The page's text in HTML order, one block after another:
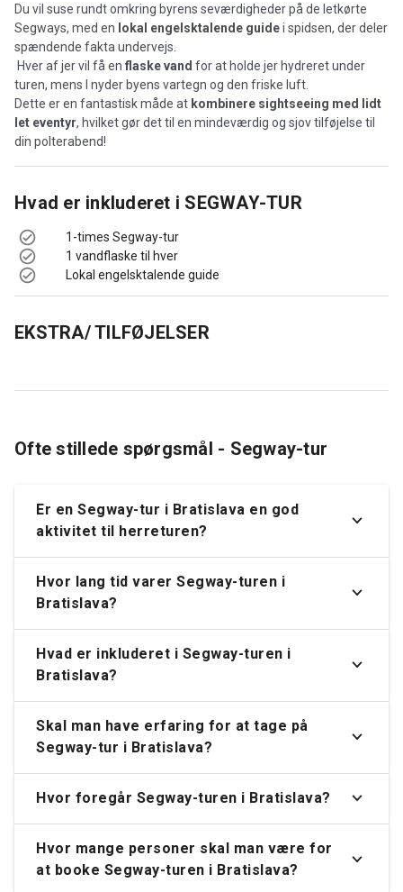
Du vil suse rundt omkring byrens seværdigheder på de letkørte
Segways, med en lokal engelsktalende guidei spidsen, der deler
spændende fakta undervejs.
Hver af jer vil få en flaske vand for at holde jer hydreret under
turen, mens I nyder byens vartegn og den friske luft.
Dette er en fantastisk måde at kombinere sightseeing med lidt
let eventyr, hvilket gør det til en mindeværdig og sjov tilføjelse til
din polterabend!
Hvad er inkluderet i SEGWAY-TUR
1-times Segway-tur
1 vandflaske til hver
Lokal engelsktalende guide
EKSTRA/ TILFØJELSER
Ofte stillede spørgsmål - Segway-tur
Er en Segway-tur i Bratislava en god
aktivitet til herreturen?
Hvor lang tid varer Segway-turen i
Bratislava?
Hvad er inkluderet i Segway-turen i
Bratislava?
Skal man have erfaring for at tage på
Segway-tur i Bratislava?
Hvor foregår Segway-turen i Bratislava?
Hvor mange personer skal man være for
at booke Segway-turen i Bratislava?